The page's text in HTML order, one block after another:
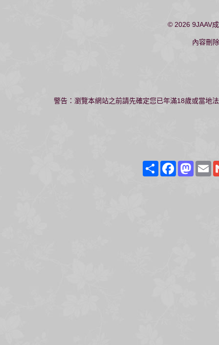
© 2026 9JAAV
內容刪除
警告：瀏覽本網站之前請先確定您已年滿18歲或當地
ShareFacebook